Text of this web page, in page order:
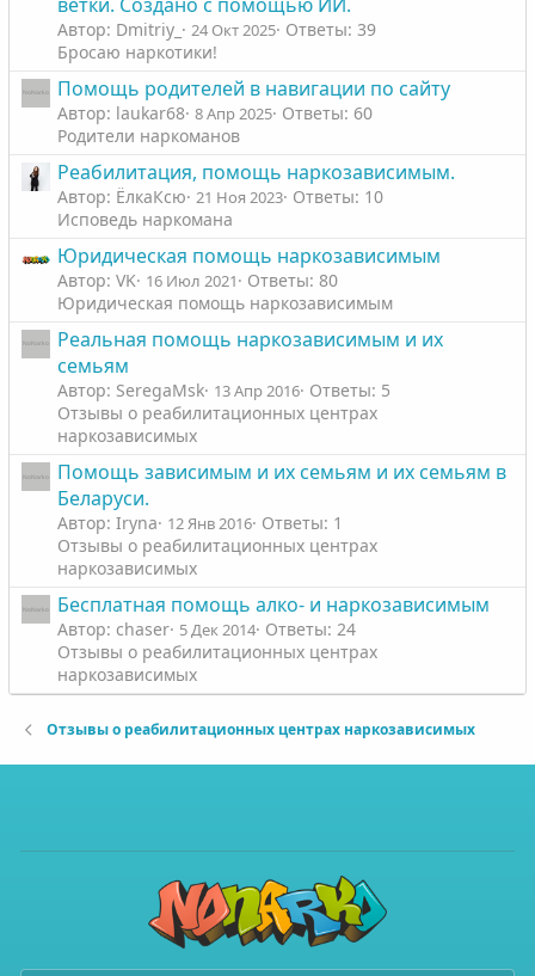
Автор: Dmitriy_ 24 Окт 2025 Ответы: 39
Бросаю наркотики!
Помощь родителей в навигации по сайту
Автор: laukar68 8 Апр 2025 Ответы: 60
Родители наркоманов
Реабилитация, помощь наркозависимым.
Автор: ЁлкаКсю 21 Ноя 2023 Ответы: 10
Исповедь наркомана
Юридическая помощь наркозависимым
Автор: VK 16 Июл 2021
Ответы: 80
Юридическая помощь наркозависимым
Реальная помощь наркозависимым и их
семьям
Автор: SeregaMsk 13 Апр 2016 Ответы: 5
Отзывы о реабилитационных центрах
наркозависимых
Помощь зависимым и их семьям и их семьям в
Беларуси.
Автор: Iryna 12 Янв 2016 Ответы: 1
Отзывы о реабилитационных центрах
наркозависимых
Бесплатная помощь алко- и наркозависимым
Автор: chaser 5 Дек 2014 Ответы: 24
Отзывы о реабилитационных центрах
наркозависимых
Отзывы о реабилитационных центрах наркозависимых